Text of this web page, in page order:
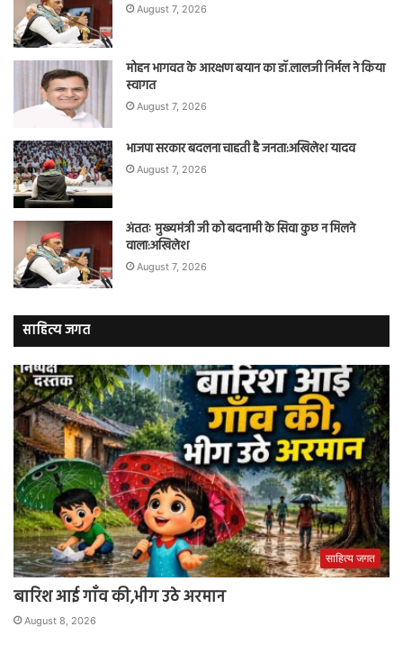
August 7, 2026
मोहन भागवत के आरक्षण बयान का डॉ.लालजी निर्मल ने किया
स्वागत
August 7, 2026
भाजपा सरकार बदलना चाहती है जनता:अखिलेश यादव
August 7, 2026
अंततः मुख्यमंत्री जी को बदनामी के सिवा कुछ न मिलने
वाला:अखिलेश
August 7, 2026
साहित्य जगत
साहित्य जगत
बारिश आई गाँव की,भीग उठे अरमान
August 8, 2026